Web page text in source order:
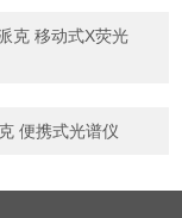
克 移动式X荧光
便携式光谱仪